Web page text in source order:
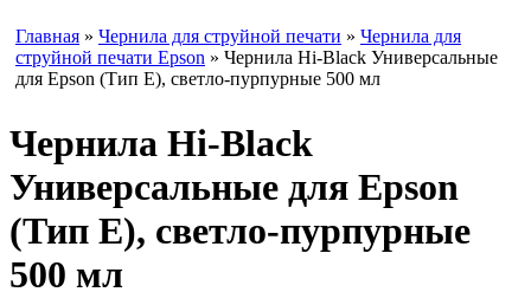
Главная » Чернила для струйной печати » Чернила для
струйной печати Epson » Чернила Hi-Black Универсальные
для Epson (Тип E), светло-пурпурные 500 мл
Чернила Hi-Black
Универсальные для Epson
(Тип E), светло-пурпурные
500 мл